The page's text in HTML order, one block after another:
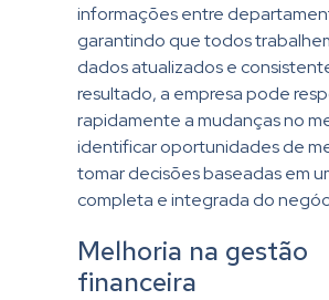
informações entre
garantindo que todos
dados atualizados e
resultado, a empresa pode
rapidamente a mudanças no
identificar oportunidades de
tomar decisões baseadas em
completa e integrada do
Melhoria na gestão
financeira